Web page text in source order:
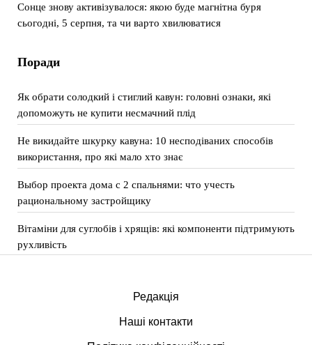
Сонце знову активізувалося: якою буде магнітна буря
сьогодні, 5 серпня, та чи варто хвилюватися
Поради
Як обрати солодкий і стиглий кавун: головні ознаки, які
допоможуть не купити несмачний плід
Не викидайте шкурку кавуна: 10 несподіваних способів
використання, про які мало хто знає
Выбор проекта дома с 2 спальнями: что учесть
рациональному застройщику
Вітаміни для суглобів і хрящів: які компоненти підтримують
рухливість
Редакція
Наші контакти